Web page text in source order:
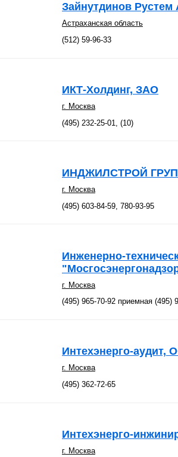
Зайнутдинов
Астраханская область
(512) 59-96-33
ИКТ-Холдинг, ЗАО
г. Москва
(495) 232-25-01, (10)
ИНДЖИЛСТРОЙ
г. Москва
(495) 603-84-59, 780-93-95
Инженерно-
г. Москва
(495) 965-70-92 приемная (495)
Интехэнерго-аудит,
г. Москва
(495) 362-72-65
Интехэнерго-
г. Москва